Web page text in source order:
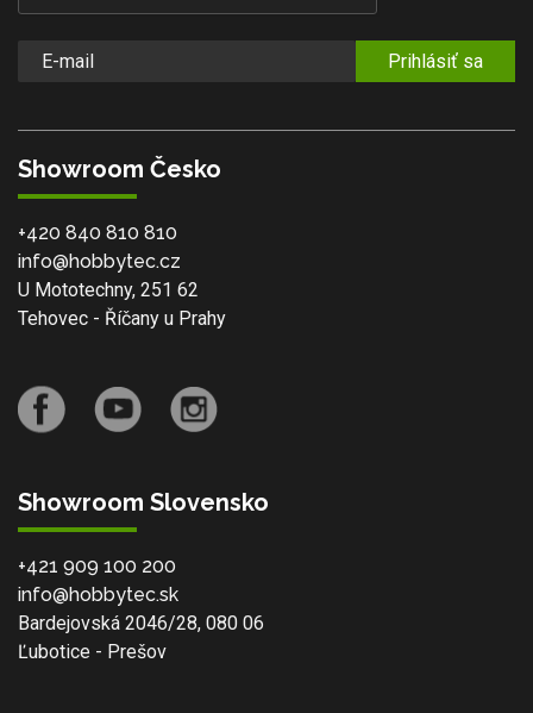
Prihlásiť sa
Showroom Česko
+420 840 810 810
info@hobbytec.cz
U Mototechny, 251 62
Tehovec - Říčany u Prahy
Showroom Slovensko
+421 909 100 200
info@hobbytec.sk
Bardejovská 2046/28, 080 06
Ľubotice - Prešov